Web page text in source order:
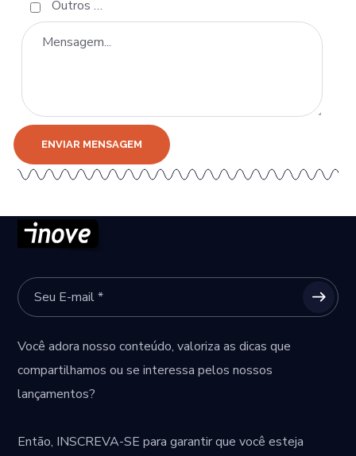
Outros …
Você adora nosso conteúdo, valoriza as dicas que
compartilhamos ou se interessa pelos nossos
lançamentos?
Então, INSCREVA-SE para garantir que você esteja